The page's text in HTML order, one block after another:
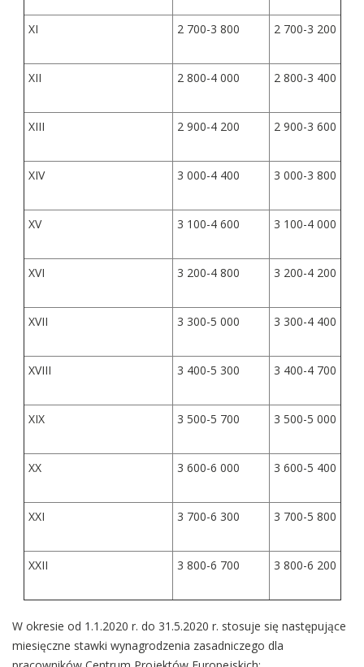
XI 2 700-3 800 2 700-3 200
XII 2 800-4 000 2 800-3 400
XIII 2 900-4 200 2 900-3 600
XIV 3 000-4 400 3 000-3 800
XV 3 100-4 600 3 100-4 000
XVI 3 200-4 800 3 200-4 200
XVII 3 300-5 000 3 300-4 400
XVIII 3 400-5 300 3 400-4 700
XIX 3 500-5 700 3 500-5 000
XX 3 600-6 000 3 600-5 400
XXI 3 700-6 300 3 700-5 800
XXII 3 800-6 700 3 800-6 200
W okresie od 1.1.2020 r. do 31.5.2020 r. stosuje się następujące
miesięczne stawki wynagrodzenia zasadniczego dla